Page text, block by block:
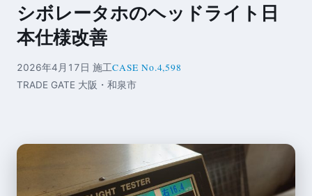
シボレータホのヘッドライト日
本仕様改善
2026年4月17日 施工CASE No.4,598
TRADE GATE 大阪・和泉市